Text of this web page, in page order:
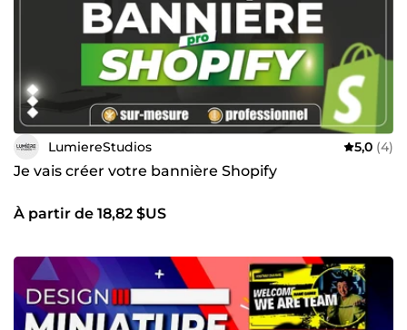
LumiereStudios 5,0 (4)
Je vais créer votre bannière Shopify
À partir de 18,82 $US